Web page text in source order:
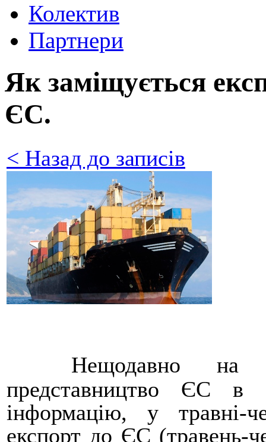
Колектив
Партнери
Як заміщується
ЄС.
< Назад до записів
Нещодавно на
представництво ЄС в
інформацію, у травні-
експорт до ЄС (травень-